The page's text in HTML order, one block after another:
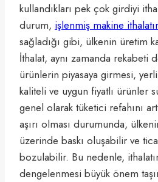
kullandıkları pek çok girdiyi
durum, işlenmiş makine
sağladığı gibi, ülkenin üretim
İthalat, aynı zamanda rekabeti
ürünlerin piyasaya girmesi,
kaliteli ve uygun fiyatlı ürünler
genel olarak tüketici refahını
aşırı olması durumunda,
üzerinde baskı oluşabilir ve
bozulabilir. Bu nedenle,
dengelenmesi büyük önem